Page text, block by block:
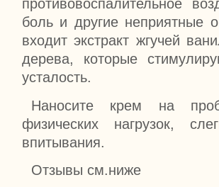
противовоспалительное
боль и другие неприятные
входит экстракт жгучей
дерева, которые
усталость.
Наносите крем на
физических нагрузок,
впитывания.
Отзывы см.ниже